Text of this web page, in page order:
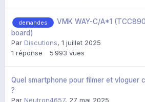
demandes
VMK WAY-C/A*1
board)
Par Discutions, 1 juillet 2025
1 réponse 5 993 vues
Quel smartphone pour filmer et vloguer
?
Par Neutron4657, 27 mai 2025